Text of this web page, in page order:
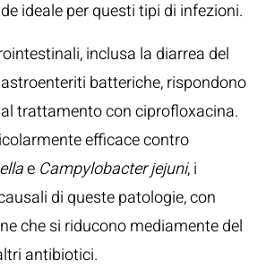
ideale per questi tipi di infezioni.
inclusa la diarrea del
batteriche, rispondono
trattamento con ciprofloxacina.
efficace contro
e Campylobacter jejuni, i
di queste patologie, con
che si riducono mediamente del
antibiotici.